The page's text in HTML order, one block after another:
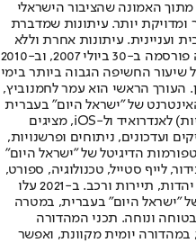
האמונה שהציבור הישראלי
ומדויקת יותר. עיתונות שמדברת
ועניינית. עיתונות אחרת וללא
תשלום. המהדורה המודפסת הראשונה פורסמה ב-30 ביולי 2007, וב-2010
שיעור החשיפה הגבוה ביותר בימי
העורך הראשי הוא עמר לחמנוביץ,
של "ישראל היום" בעברית
ובאנגלית, כמו כן היישומונים (אפליקציות) לאנדרואיד ול-iOS, מציגים
ועדכונים, ניתוחים ופרשנויות,
הדיגיטל של "ישראל היום"
לייף סטייל, טכנולוגיה, ספורט,
כלכלה וצרכנות, בריאות, חיילים, אוכל, יהדות, תיירות ורכב. ב-2021 עלו
"ישראל היום" בעברית, במטרה
ונוחה. תכני המהדורה
יומית מקוונת, ואפשר